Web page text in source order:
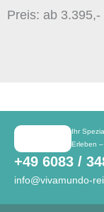
Preis: ab 3.395,-
Ihr
Erleben
+49 6083 /
info@vivamundo-